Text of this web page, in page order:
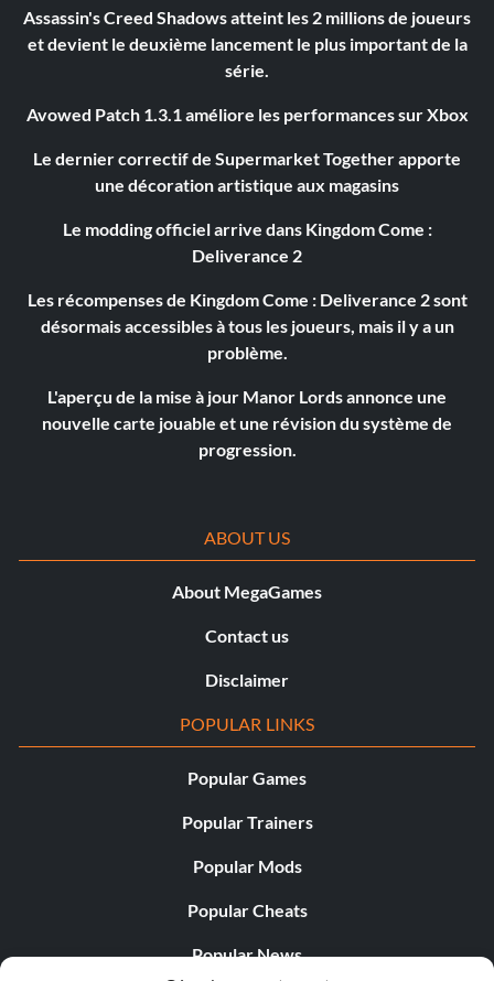
Assassin's Creed Shadows atteint les 2 millions de joueurs
et devient le deuxième lancement le plus important de la
série.
Avowed Patch 1.3.1 améliore les performances sur Xbox
Le dernier correctif de Supermarket Together apporte
une décoration artistique aux magasins
Le modding officiel arrive dans Kingdom Come :
Deliverance 2
Les récompenses de Kingdom Come : Deliverance 2 sont
désormais accessibles à tous les joueurs, mais il y a un
problème.
L'aperçu de la mise à jour Manor Lords annonce une
nouvelle carte jouable et une révision du système de
progression.
ABOUT US
About MegaGames
Contact us
Disclaimer
POPULAR LINKS
Popular Games
Popular Trainers
Popular Mods
Popular Cheats
Popular News